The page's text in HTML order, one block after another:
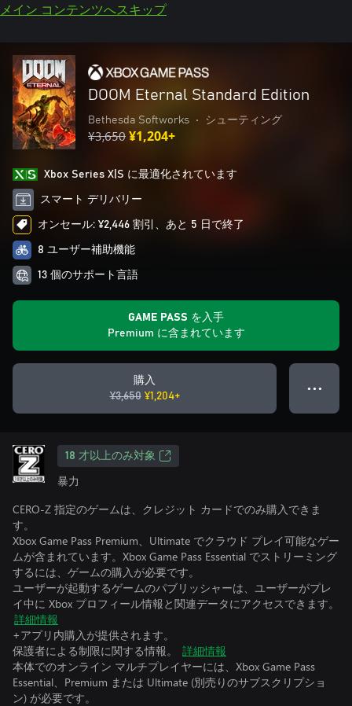
メイン コンテンツへスキップ
DOOM Eternal Standard Edition
Bethesda Softworks • シューティング
¥3,650¥1,204+
Xbox Series X|S に最適化されています
スマート デリバリー
オンセール: ¥2,446 割引、あと 5 日で終了
8 ユーザー補助機能
13 個のサポート言語
GAME PASS を入手
Premium に含まれています
購入
¥3,650 ¥1,204+
● ● ●
18 才以上のみ対象
暴力
CERO-Z 指定のゲームは、クレジット カードでのみ購入できま
す。
Xbox Game Pass Premium、Ultimate でクラウド プレイ可能なゲー
ムが含まれています。Xbox Game Pass Essential でストリーミング
するには、ゲームの購入が必要です。
ユーザーが起動するゲームのパブリッシャーは、ユーザーがプレ
イ中に Xbox プロフィール情報と関連データにアクセスできます。
詳細情報
+アプリ内購入が提供されます。
保護者による制限に関する情報。
詳細情報
本体でのオンライン マルチプレイヤーには、Xbox Game Pass
Essential、Premium または Ultimate (別売りのサブスクリプショ
ン) が必要です。